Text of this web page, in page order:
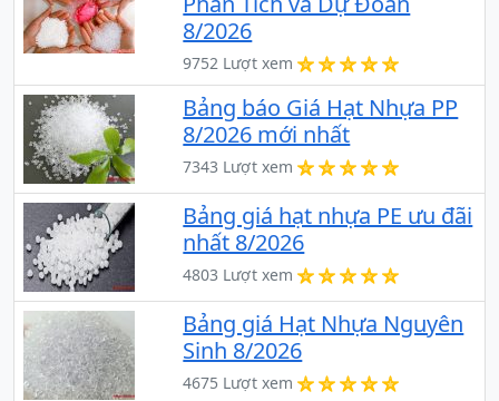
8/2026
9752 Lượt xem
Bảng báo Giá Hạt Nhựa PP
8/2026 mới nhất
7343 Lượt xem
Bảng giá hạt nhựa PE ưu đãi
nhất 8/2026
4803 Lượt xem
Bảng giá Hạt Nhựa Nguyên
Sinh 8/2026
4675 Lượt xem